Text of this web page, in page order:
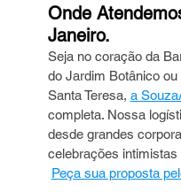
Onde
Janeiro.
Seja no coração da
do Jardim Botânico
Santa Teresa, a
completa. Nossa
desde grandes
celebrações intimistas
Peça sua proposta